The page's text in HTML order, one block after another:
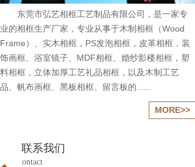
东莞市弘艺相框工艺制品有限公司，是一家专
业的相框生产厂家，专业从事于木制相框（Wood
Frame）、实木相框，PS发泡相框，皮革相框，装
饰画框、浴室镜子、MDF相框、婚纱影楼相框，塑
料相框，立体加厚工艺礼品相框，以及木制工艺
品、帆布画框、黑板相框、留言板的......
MORE>>
联系我们
ontact